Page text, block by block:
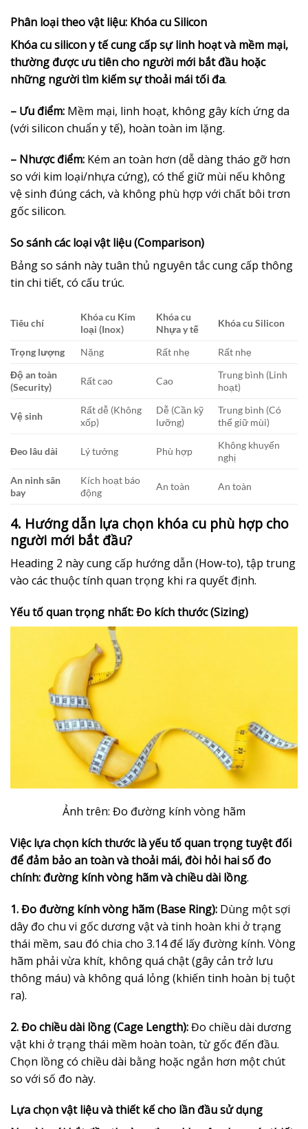
Phân loại theo vật liệu: Khóa cu Silicon
Khóa cu silicon y tế cung cấp sự linh hoạt và mềm mại,
thường được ưu tiên cho người mới bắt đầu hoặc
những người tìm kiếm sự thoải mái tối đa.
– Ưu điểm: Mềm mại, linh hoạt, không gây kích ứng da
(với silicon chuẩn y tế), hoàn toàn im lặng.
– Nhược điểm: Kém an toàn hơn (dễ dàng tháo gỡ hơn
so với kim loại/nhựa cứng), có thể giữ mùi nếu không
vệ sinh đúng cách, và không phù hợp với chất bôi trơn
gốc silicon.
So sánh các loại vật liệu (Comparison)
Bảng so sánh này tuân thủ nguyên tắc cung cấp thông
tin chi tiết, có cấu trúc.
Tiêu chí
Khóa cu Kim
loại (Inox)
Khóa cu
Nhựa y tế
Khóa cu Silicon
Trọng lượng Nặng Rất nhẹ
Rất nhẹ
Độ an toàn
(Security)
Rất cao Cao
Trung bình (Linh
hoạt)
Vệ sinh
Rất dễ (Không
xốp)
Dễ (Cần kỹ
lưỡng)
Trung bình (Có
thể giữ mùi)
Đeo lâu dài Lý tưởng Phù hợp
Không khuyến
nghị
An ninh sân
bay
Kích hoạt báo
động
An toàn An toàn
4. Hướng dẫn lựa chọn khóa cu phù hợp cho
người mới bắt đầu?
Heading 2 này cung cấp hướng dẫn (How-to), tập trung
vào các thuộc tính quan trọng khi ra quyết định.
Yếu tố quan trọng nhất: Đo kích thước (Sizing)
Ảnh trên: Đo đường kính vòng hãm
Việc lựa chọn kích thước là yếu tố quan trọng tuyệt đối
để đảm bảo an toàn và thoải mái, đòi hỏi hai số đo
chính: đường kính vòng hãm và chiều dài lồng.
1. Đo đường kính vòng hãm (Base Ring): Dùng một sợi
dây đo chu vi gốc dương vật và tinh hoàn khi ở trạng
thái mềm, sau đó chia cho 3.14 để lấy đường kính. Vòng
hãm phải vừa khít, không quá chật (gây cản trở lưu
thông máu) và không quá lỏng (khiến tinh hoàn bị tuột
ra).
2. Đo chiều dài lồng (Cage Length):Đo chiều dài dương
vật khi ở trạng thái mềm hoàn toàn, từ gốc đến đầu.
Chọn lồng có chiều dài bằng hoặc ngắn hơn một chút
so với số đo này.
Lựa chọn vật liệu và thiết kế cho lần đầu sử dụng